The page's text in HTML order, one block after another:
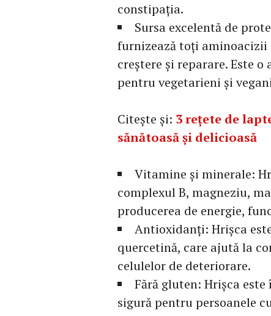
constipația.
Sursa excelentă de
furnizează toți
creștere și reparare. Este
pentru vegetarieni și
Citește și: 3 rețete de
sănătoasă și delicioasă
Vitamine și minerale:
complexul B, magneziu,
producerea de energie,
Antioxidanți: Hrișca
quercetină, care ajută la
celulelor de deteriorare.
Fără gluten: Hrișca
sigură pentru persoanele